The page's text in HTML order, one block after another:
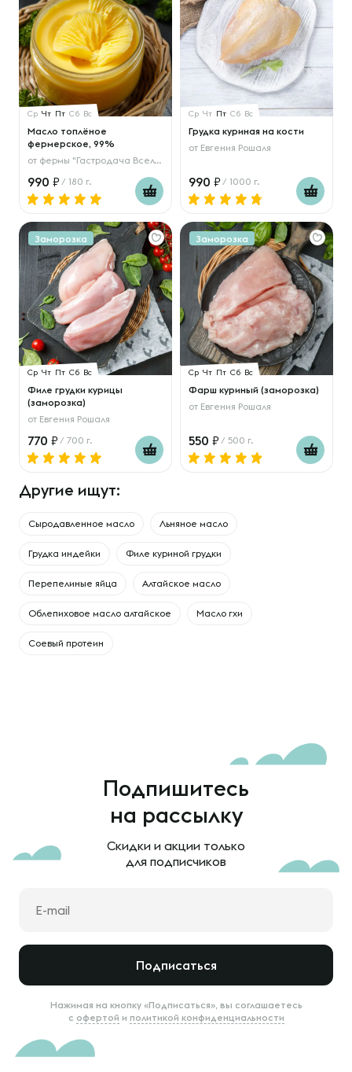
Ср Чт Пт Сб Вс
Масло топлёное
фермерское, 99%
от фермы "Гастродача Вселуг"
990 / 180 г.
Ср Чт Пт Сб Вс
Грудка куриная на кости
от Евгения Рошаля
990 / 1000 г.
Заморозка
Ср Чт Пт Сб Вс
Филе грудки курицы
(заморозка)
от Евгения Рошаля
770 / 700 г.
Заморозка
Ср Чт Пт Сб Вс
Фарш куриный (заморозка)
от Евгения Рошаля
550 / 500 г.
Другие ищут:
Сыродавленное масло Льняное масло
Грудка индейки Филе куриной грудки
Перепелиные яйца Алтайское масло
Облепиховое масло алтайское Масло гхи
Соевый протеин
Подпишитесь
на рассылку
Скидки и акции только
для подписчиков
Подписаться
Нажимая на кнопку «Подписаться», вы соглашаетесь
с офертой и политикой конфиденциальности